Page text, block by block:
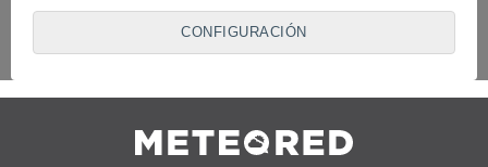
identificadores de cookies. Es posible que algunos
proveedores traten tus datos personales en virtud de un
interés legítimo, algo a lo que puedes oponerte. Para ello,
datos en cualquier momento haciendo clic en"Configurar"o
Nosotros y nuestros socios hacemos el siguiente
CONFIGURACIÓN
Síguenos